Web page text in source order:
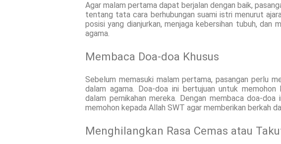
Agar malam pertama dapat berjalan dengan baik,
tentang tata cara berhubungan suami istri menurut
posisi yang dianjurkan, menjaga kebersihan tubuh, dan
agama.
Membaca Doa-doa Khusus
Sebelum memasuki malam pertama, pasangan perlu
dalam agama. Doa-doa ini bertujuan untuk memohon
dalam pernikahan mereka. Dengan membaca doa-doa
memohon kepada Allah SWT agar memberikan berkah
Menghilangkan Rasa Cemas atau